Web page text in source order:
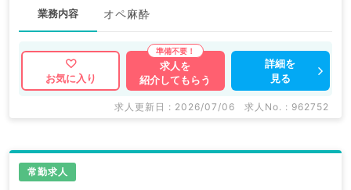
業務内容 オペ麻酔
お気に入り
求人を
紹介してもらう
詳細を
見る
求人更新日 : 2026/07/06 求人No. : 962752
常勤求人